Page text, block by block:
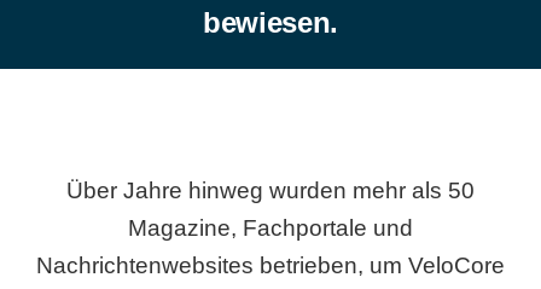
bewiesen.
Über Jahre hinweg wurden mehr als 50
Magazine, Fachportale und
Nachrichtenwebsites betrieben, um VeloCore